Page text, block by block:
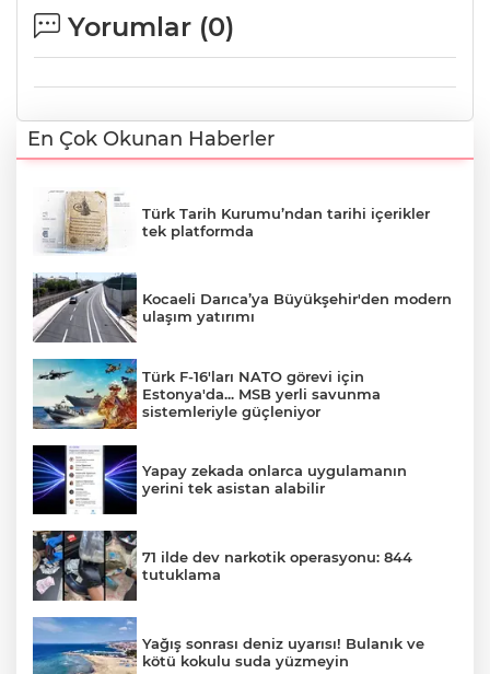
Yorumlar (0)
En Çok Okunan Haberler
Türk Tarih Kurumu’ndan tarihi içerikler
tek platformda
Kocaeli Darıca’ya Büyükşehir'den modern
ulaşım yatırımı
Türk F-16'ları NATO görevi için
Estonya'da... MSB yerli savunma
sistemleriyle güçleniyor
Yapay zekada onlarca uygulamanın
yerini tek asistan alabilir
71 ilde dev narkotik operasyonu: 844
tutuklama
Yağış sonrası deniz uyarısı! Bulanık ve
kötü kokulu suda yüzmeyin